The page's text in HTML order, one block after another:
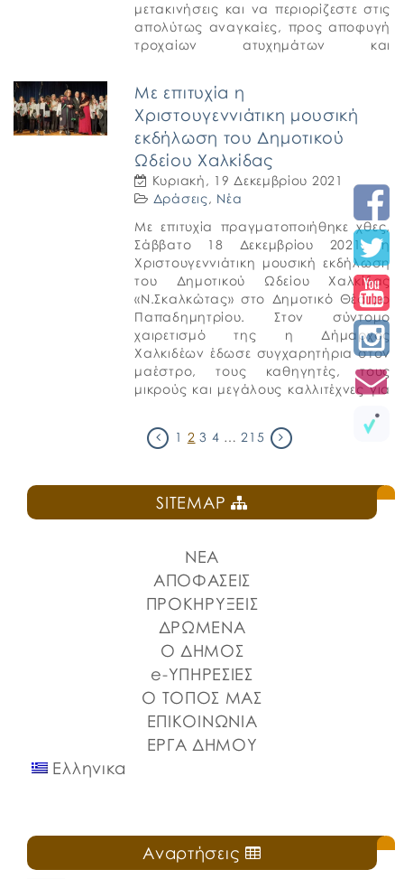
μετακινήσεις και να περιορίζεστε στις
απολύτως αναγκαίες, προς αποφυγή
τροχαίων ατυχημάτων και
ανάγκης, παρακαλούνται οι πολίτες
να […]
Με επιτυχία η
Χριστουγεννιάτικη μουσική
εκδήλωση του Δημοτικού
Ωδείου Χαλκίδας
Κυριακή, 19 Δεκεμβρίου 2021
Δράσεις, Νέα
Με επιτυχία πραγματοποιήθηκε χθες,
Σάββατο 18 Δεκεμβρίου 2021, η
Χριστουγεννιάτικη μουσική εκδήλωση
του Δημοτικού Ωδείου Χαλκίδας
«Ν.Σκαλκώτας» στο Δημοτικό Θέατρο
Παπαδημητρίου. Στον σύντομο
χαιρετισμό της η Δήμαρχος
Χαλκιδέων έδωσε συγχαρητήρια στον
μαέστρο, τους καθηγητές, τους
μικρούς και μεγάλους καλλιτέχνες για
και δημιουργούν τόσο ωραίες
μελωδίες και στον Δ.Ο.Α.Π.ΠΕ.Χ που
1 2 3 4 … 215
SITEMAP
ΝΕΑ
ΑΠΟΦΑΣΕΙΣ
ΠΡΟΚΗΡΥΞΕΙΣ
ΔΡΩΜΕΝΑ
Ο ΔΗΜΟΣ
e-ΥΠΗΡΕΣΙΕΣ
Ο ΤΟΠΟΣ ΜΑΣ
ΕΠΙΚΟΙΝΩΝΙΑ
ΕΡΓΑ ΔΗΜΟΥ
Ελληνικα
Αναρτήσεις